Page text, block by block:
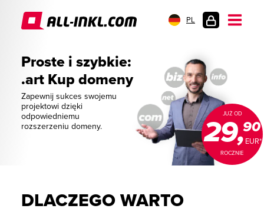
PL
Proste i szybkie:
.art Kup domeny
Zapewnij sukces swojemu
projektowi dzięki
odpowiedniemu
rozszerzeniu domeny.
JUŻ OD
29,EUR*
90
ROCZNIE
DLACZEGO WARTO